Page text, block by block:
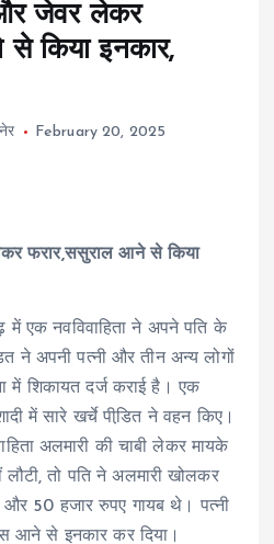
जेवर लेकर
किया इनकार,
February 20, 2025
फरार,ससुराल आने से किया
में एक नवविवाहिता ने अपने पति के
ने अपनी पत्नी और तीन अन्य लोगों
में शिकायत दर्ज कराई है। एक
में सारे खर्चे पीडि़त ने वहन किए।
अलमारी की चाबी लेकर मायके
तो पति ने अलमारी खोलकर
50 हजार रुपए गायब थे। पत्नी
आने से इनकार कर दिया।